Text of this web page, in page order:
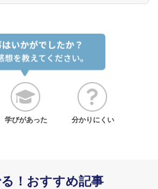
学びがあった 分かりにくい
！おすすめ記事